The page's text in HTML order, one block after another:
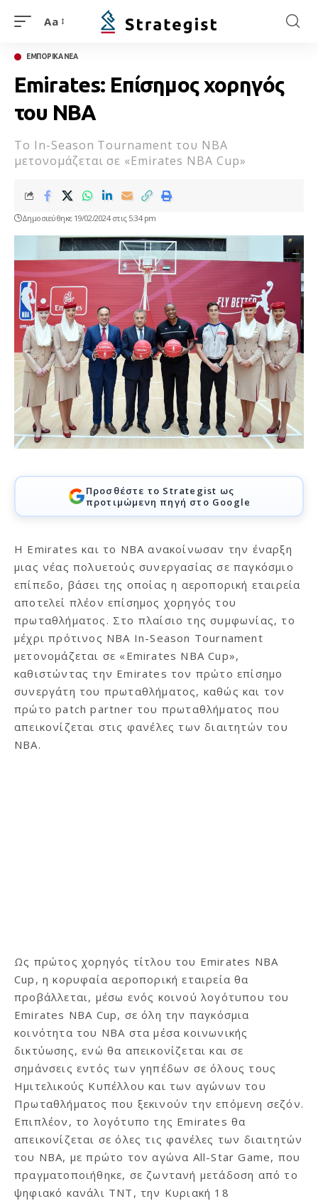
Aa
ΕΜΠΟΡΙΚΑ ΝΕΑ
Emirates: Επίσημoς χορηγός
του ΝΒΑ
Το In-Season Tournament του NBA
μετονομάζεται σε «Emirates NBA Cup»
Δημοσιεύθηκε 19/02/2024 στις 5:34 pm
Προσθέστε το Strategist ως
προτιμώμενη πηγή στο Google
Η Emirates και το ΝΒΑ ανακοίνωσαν την έναρξη
μιας νέας πολυετούς συνεργασίας σε παγκόσμιο
επίπεδο, βάσει της οποίας η αεροπορική εταιρεία
αποτελεί πλέον επίσημος χορηγός του
πρωταθλήματος. Στο πλαίσιο της συμφωνίας, το
μέχρι πρότινος ΝΒΑ In-Season Tournament
μετονομάζεται σε «Emirates NBA Cup»,
καθιστώντας την Emirates τον πρώτο επίσημο
συνεργάτη του πρωταθλήματος, καθώς και τον
πρώτο patch partner του πρωταθλήματος που
απεικονίζεται στις φανέλες των διαιτητών του
NBA.
Ως πρώτος χορηγός τίτλου του Emirates NBA
Cup, η κορυφαία αεροπορική εταιρεία θα
προβάλλεται, μέσω ενός κοινού λογότυπου του
Emirates NBA Cup, σε όλη την παγκόσμια
κοινότητα του ΝΒΑ στα μέσα κοινωνικής
δικτύωσης, ενώ θα απεικονίζεται και σε
σημάνσεις εντός των γηπέδων σε όλους τους
Ημιτελικούς Κυπέλλου και των αγώνων του
Πρωταθλήματος που ξεκινούν την επόμενη σεζόν.
Επιπλέον, το λογότυπο της Emirates θα
απεικονίζεται σε όλες τις φανέλες των διαιτητών
του NBA, με πρώτο τον αγώνα All-Star Game, που
πραγματοποιήθηκε, σε ζωντανή μετάδοση από το
ψηφιακό κανάλι TNT, την Κυριακή 18